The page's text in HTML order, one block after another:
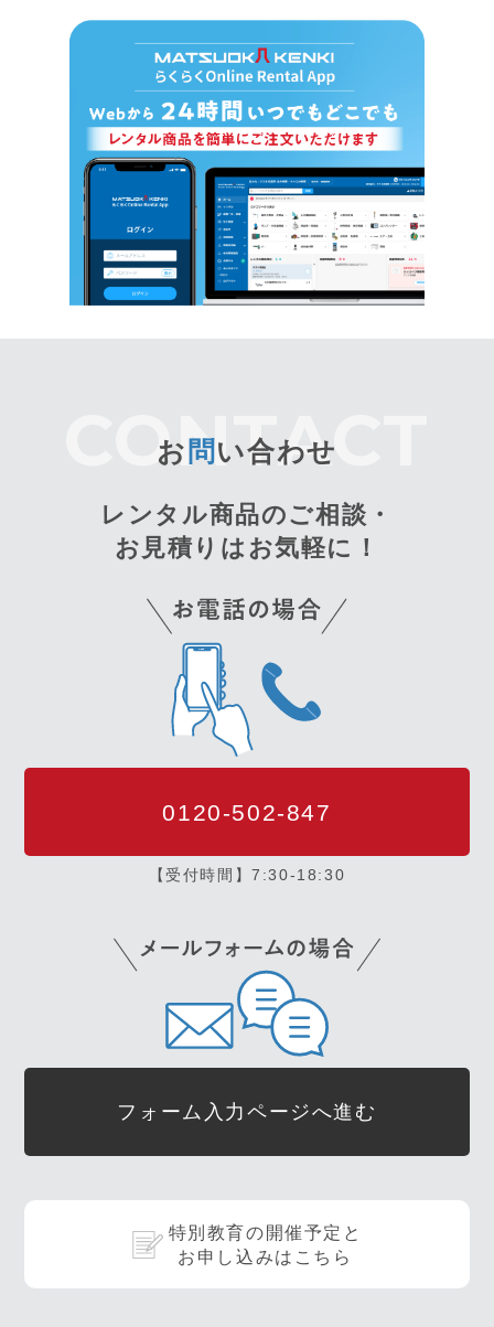
お 問 い合わせ
レンタル商品のご相談・
お見積りはお気軽に！
0120-502-847
【受付時間】7:30-18:30
フォーム入力ページへ進む
特別教育の開催予定と
お申し込みはこちら